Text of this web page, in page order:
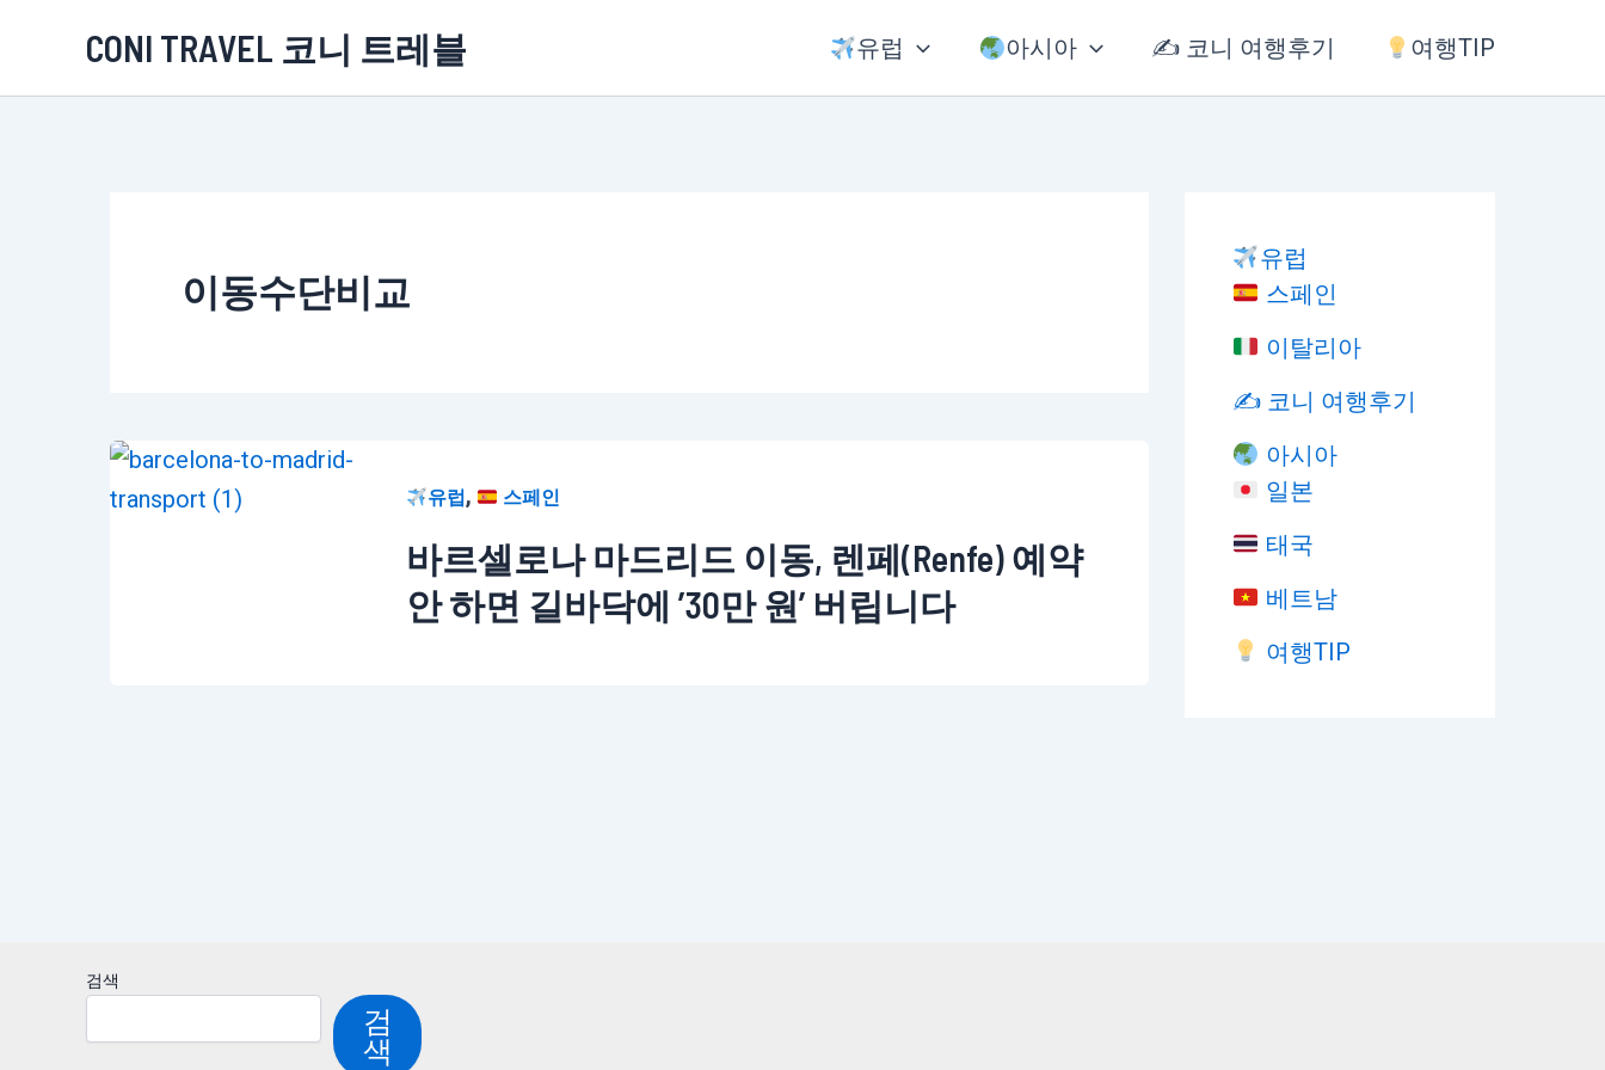
츠
CONI TRAVEL 코니 트레블 유럽 아시아 ✍️ 코니 여행후기 여행TIP
이동수단비교
유럽, 스페인
바르셀로나 마드리드 이동, 렌페(Renfe) 예약
안 하면 길바닥에 ’30만 원’ 버립니다
유럽
스페인
이탈리아
✍️ 코니 여행후기
아시아
일본
태국
베트남
여행TIP
검색
검
색